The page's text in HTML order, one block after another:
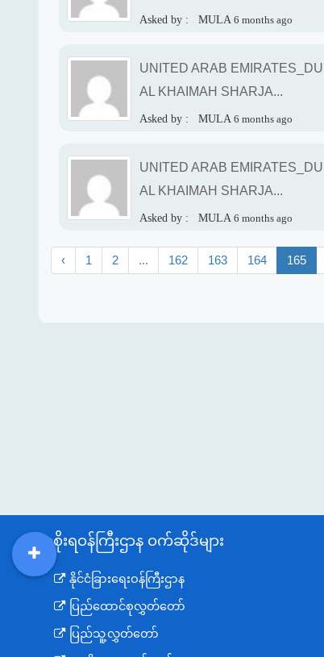
Asked by : MULA 6 months ago
UNITED ARAB
AL KHAIMAH SHARJA...
Asked by : MULA 6 months ago
UNITED ARAB
AL KHAIMAH SHARJA...
Asked by : MULA 6 months ago
‹ 1 2 ... 162 163 164 165
အစိုးရဝန်ကြီးဌာန ဝက်ဆိုဒ်များ
နိုင်ငံခြားရေးဝန်ကြီးဌာန
ပြည်ထောင်စုလွှတ်တော်
ပြည်သူ့လွှတ်တော်
DDM